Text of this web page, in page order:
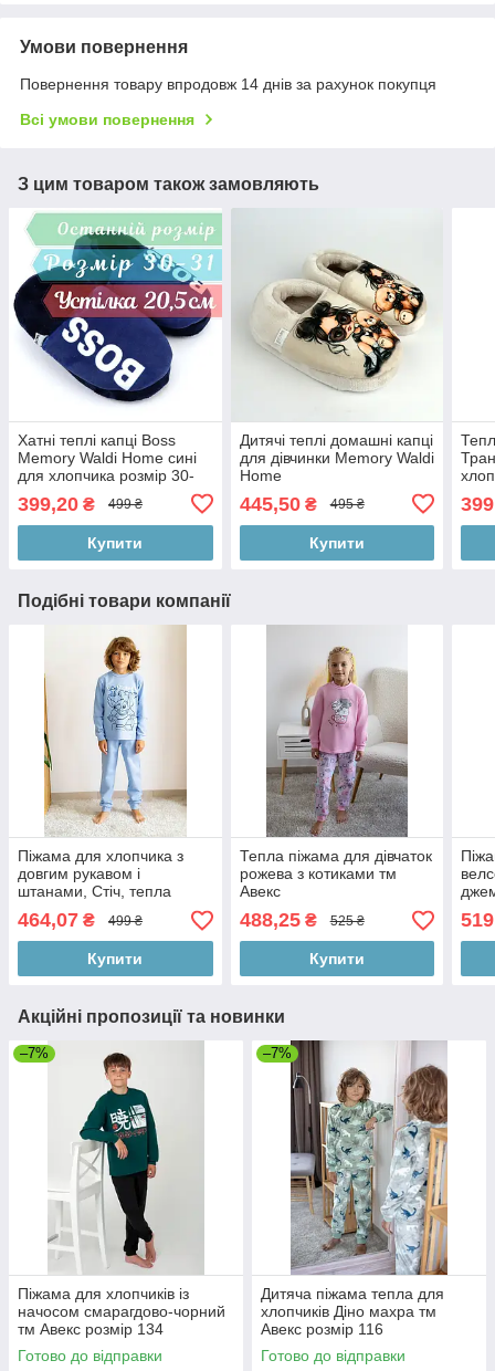
Умови повернення
Повернення товару впродовж 14 днів за рахунок покупця
Всі умови повернення
З цим товаром також замовляють
Хатні теплі капці Boss
Memory Waldi Home сині
для хлопчика розмір 30-
399,20 ₴ 499 ₴
Купити
Дитячі теплі домашні капці
для дівчинки Memory Waldi
Home
445,50₴ 495 ₴
Купити
Подібні товари компанії
Піжама для хлопчика з
довгим рукавом і
штанами, Стіч, тепла
Авекс
464,07 ₴ 499 ₴
Купити
Тепла піжама для дівчаток
рожева з котиками тм
Авекс
488,25₴ 525 ₴
Купити
Акційні пропозиції та новинки
–7%
Піжама для хлопчиків із
начосом смарагдово-чорний
тм Авекс розмір 134
Готово до відправки
–7%
Дитяча піжама тепла для
хлопчиків Діно махра тм
Авекс розмір 116
Готово до відправки